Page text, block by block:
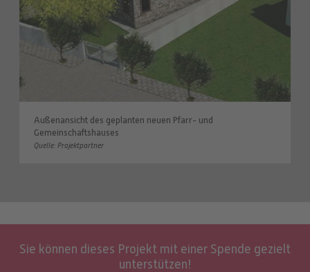
Außenansicht des geplanten neuen Pfarr- und
Gemeinschaftshauses
Quelle: Projektpartner
Sie können dieses Projekt mit einer Spende gezielt
unterstützen!